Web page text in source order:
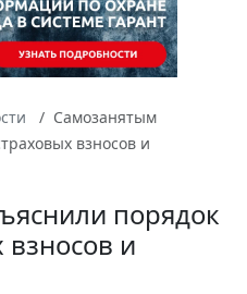
Самозанятым
взносов и
порядок
и